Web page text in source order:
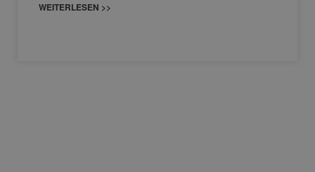
WEITERLESEN >>